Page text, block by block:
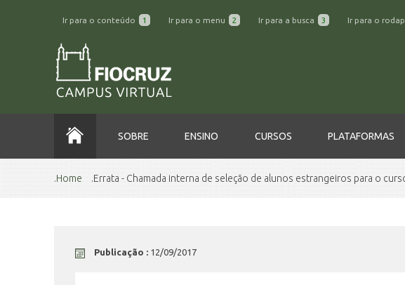
Ir para o conteúdo 1 Ir para o menu 2 Ir para a busca 3 Ir para o
SOBRE ENSINO CURSOS PLATAFORMAS
Home Errata - Chamada interna de seleção de alunos estrangeiros para o
Publicação : 12/09/2017